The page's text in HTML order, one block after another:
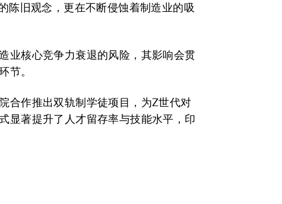
陈旧观念，更在不断侵蚀着制造业的吸
业核心竞争力衰退的风险，其影响会贯
节。
合作推出双轨制学徒项目，为Z世代对
显著提升了人才留存率与技能水平，印